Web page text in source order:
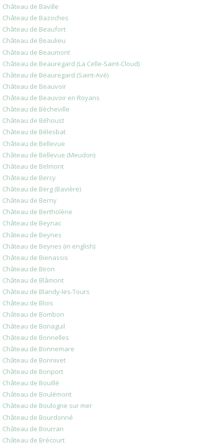
Château de Baville
Château de Bazoches
Château de Beaufort
Château de Beaulieu
Château de Beaumont
Château de Beauregard (La Celle-Saint-Cloud)
Château de Beauregard (Saint-Avé)
Château de Beauvoir
Château de Beauvoir en Royans
Château de Bècheville
Château de Béhoust
Château de Bélesbat
Château de Bellevue
Château de Bellevue (Meudon)
Château de Belmont
Château de Bercy
Château de Berg (Bavière)
Château de Berny
Château de Bertholène
Château de Beynac
Château de Beynes
Château de Beynes (in english)
Château de Bienassis
Château de Biron
Château de Blâmont
Château de Blandy-les-Tours
Château de Blois
Château de Bombon
Château de Bonaguil
Château de Bonnelles
Château de Bonnemare
Château de Bonnivet
Château de Bonport
Château de Bouillé
Château de Boulémont
Château de Boulogne sur mer
Château de Bourdonné
Château de Bourran
Château de Brécourt